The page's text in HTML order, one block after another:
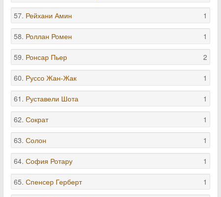
57. Рейхани Амин 1
58. Роллан Ромен 1
59. Ронсар Пьер 2
60. Руссо Жан-Жак 1
61. Руставели Шота 1
62. Сократ 1
63. Солон 1
64. София Ротару 1
65. Спенсер Герберт 1